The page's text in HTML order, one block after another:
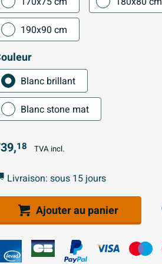
190x90 cm
Blanc brillant
Blanc stone mat
18 TVA incl.
Livraison: sous 15 jours
Ajouter au panier